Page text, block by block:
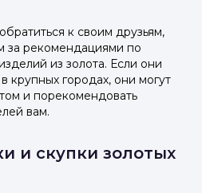
форму на сайте
заполнить форму
форму на сайте
заполнить форму
к своим друзьям,
за рекомендациями по
из золота. Если они
крупных городах, они могут
и порекомендовать
вам.
и скупки золотых